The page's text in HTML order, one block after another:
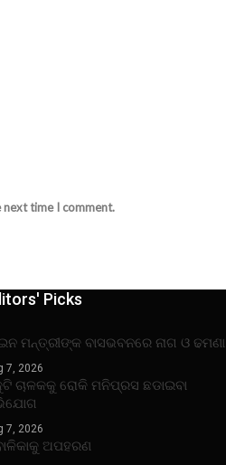
next time I comment.
Picks
ମନ୍ତ୍ରୀଙ୍କ ବାସଭବନରେ ନାଗ ଓ ଢମଣା
7, 2026
ଚାଳକକୁ ରୋକି ମନିପ୍ରସ ଛଡାଇବା
7, 2026
ଅପହରଣ